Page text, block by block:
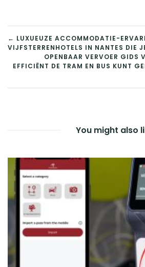
BERICHT
NAVIGATIE
← LUXUEUZE ACCOMMODATIE-
VIJFSTERRENHOTELS IN NANTES DIE
OPENBAAR VERVOER GIDS
EFFICIËNT DE TRAM EN BUS KUNT
You might also